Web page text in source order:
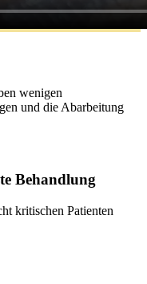
wenigen
und die Abarbeitung
Behandlung
kritischen Patienten